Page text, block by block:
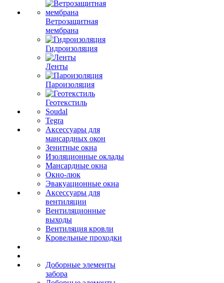
Ветрозащитная
мембрана
Гидроизоляция
Ленты
Пароизоляция
Геотекстиль
Soudal
Tegra
Аксессуары для
мансардных окон
Зенитные окна
Изоляционные оклады
Мансардные окна
Окно-люк
Эвакуационные окна
Аксессуары для
вентиляции
Вентиляционные
выходы
Вентиляция кровли
Кровельные проходки
Доборные элементы
забора